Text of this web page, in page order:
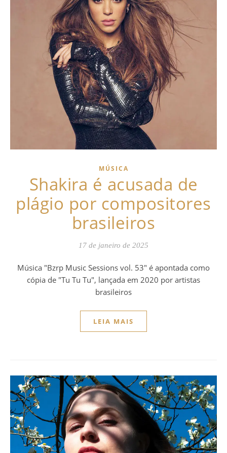
MÚSICA
Shakira é acusada de
plágio por compositores
brasileiros
17 de janeiro de 2025
Música "Bzrp Music Sessions vol. 53" é apontada como
cópia de "Tu Tu Tu", lançada em 2020 por artistas
brasileiros
LEIA MAIS